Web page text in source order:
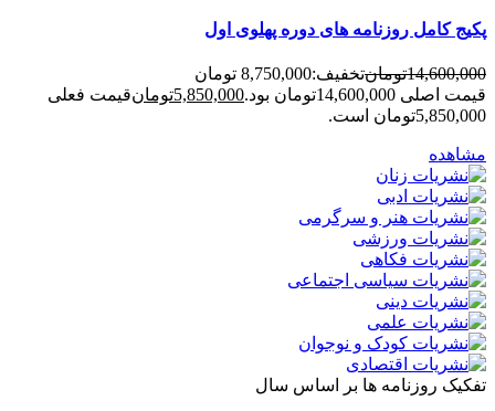
پکیج کامل روزنامه های دوره پهلوی اول
14,600,000تومانتخفیف:8,750,000 تومان
قیمت اصلی 14,600,000تومان بود.
5,850,000تومانقیمت فعلی
5,850,000تومان است.
مشاهده
تفکیک روزنامه ها بر اساس سال